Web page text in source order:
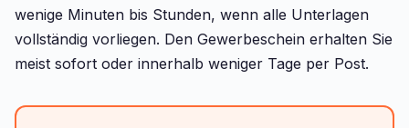
wenige Minuten bis Stunden, wenn alle Unterlagen
vollständig vorliegen. Den Gewerbeschein erhalten Sie
meist sofort oder innerhalb weniger Tage per Post.